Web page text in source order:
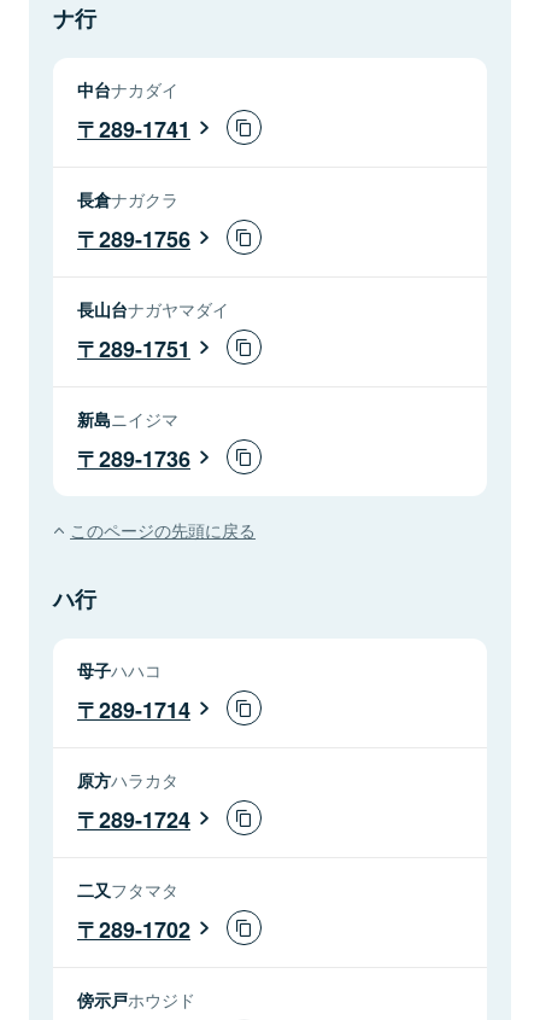
ナ行
中台ナカダイ
289-1741
長倉ナガクラ
289-1756
長山台ナガヤマダイ
289-1751
新島ニイジマ
289-1736
このページの先頭に戻る
ハ行
母子ハハコ
289-1714
原方ハラカタ
289-1724
二又フタマタ
289-1702
傍示戸ホウジド